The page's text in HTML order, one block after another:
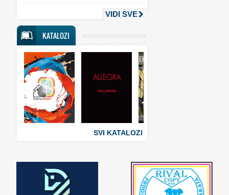
Svet sporta
Svet tehnike
Svet ugostiteljstva
Svet zabave i umetnosti
Svet zanimljivosti
Svet zdravlja
VIDI SVE
KATALOZI
SVI KATALOZI